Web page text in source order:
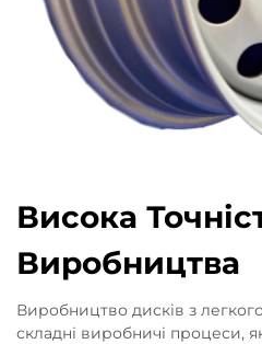
Висока
Виробництва
Виробництво дисків з
складні виробничі процеси,